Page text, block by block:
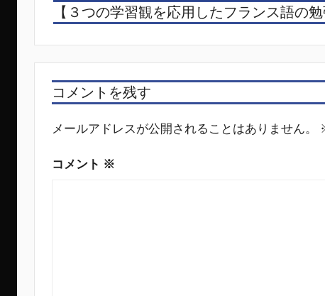
ビ
ゲ
【３つの学習観を応用したフランス語の勉
コメントを残す
メールアドレスが公開されることはありません。
コメント ※